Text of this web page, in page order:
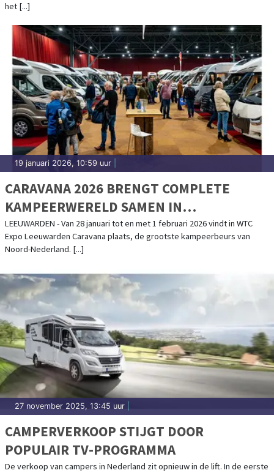
het [...]
19 januari 2026, 10:59 uur
CARAVANA 2026 BRENGT COMPLETE
KAMPEERWERELD SAMEN IN
LEEUWARDEN
LEEUWARDEN - Van 28 januari tot en met 1 februari 2026 vindt in WTC
Expo Leeuwarden Caravana plaats, de grootste kampeerbeurs van
Noord-Nederland. [...]
27 november 2025, 13:45 uur
CAMPERVERKOOP STIJGT DOOR
POPULAIR TV-PROGRAMMA
De verkoop van campers in Nederland zit opnieuw in de lift. In de eerste